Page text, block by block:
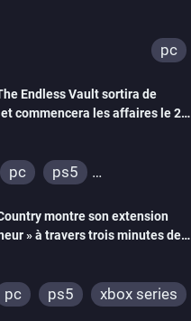
pc
Endless Vault sortira de
et commencera les affaires le 2
pc
ps5
montre son extension
» à travers trois minutes de
pc ps5 xbox series